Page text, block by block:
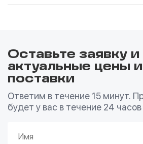
Оставьте заявку
актуальные цены
поставки
Ответим в течение 15 минут.
будет у вас в течение 24 часов